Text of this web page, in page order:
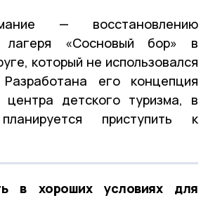
— восстановлению
лагеря «Сосновый бор» в
который не использовался
его концепция
центра детского туризма, в
приступить к
в хороших условиях для